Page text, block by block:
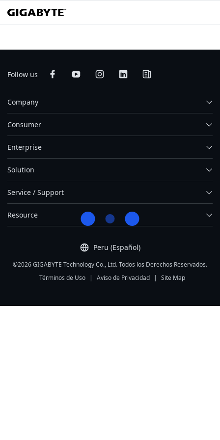
Follow us
Peru (Español)
Company
Consumer
Enterprise
Solution
Service / Support
Resource
©2026 GIGABYTE Technology Co., Ltd. Todos los Derechos Reservados.
Términos de Uso
| Aviso de Privacidad | Site Map